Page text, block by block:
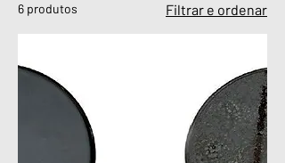
6 produtos Filtrar e ordenar